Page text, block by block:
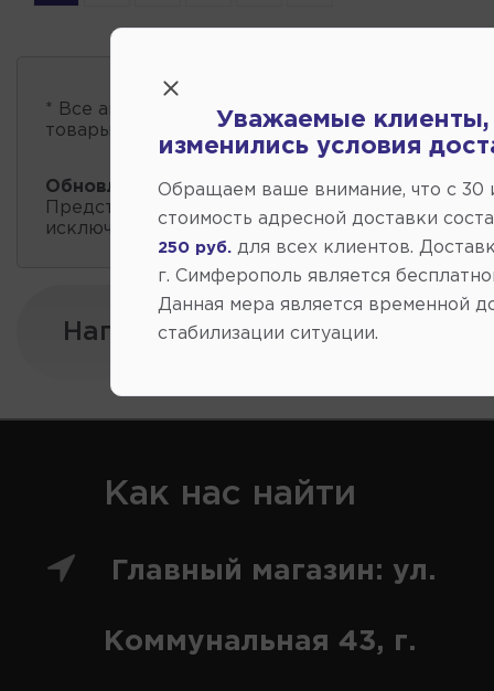
* Все автозапчасти есть в наличии
товары проходит несколько раз в сутки.
Обновление остатков и цен: 08:40 2026-08-07
Представленные данные о запчастях на этой
исключительно информационный характер.
Напишите нам:
Как нас найти
Главный магазин: ул.
Коммунальная 43, г.
Уважаемые клиенты,
изменились условия
Обращаем ваше внимание, что c 30
стоимость адресной доставки
250 руб. для всех клиентов.
г. Симферополь является
Данная мера является временной
стабилизации ситуации.